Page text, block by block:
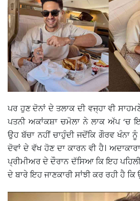
ਪਰ ਹੁਣ ਦੋਨਾਂ ਦੇ ਤਲਾਕ ਦੀ ਵਜ੍ਹਾ ਵੀ
ਪਤਨੀ ਅਕਾਂਕਸ਼ਾ ਚਮੋਲਾ ਨੇ ਲਾਕ ਅੱਪ ‘ਚ
ਉਹ ਬੱਚਾ ਨਹੀਂ ਚਾਹੁੰਦੀ ਜਦੋਂਕਿ ਗੌਰਵ ਖੰਨਾ
ਦੋਵਾਂ ਦੇ ਵੱਖ ਹੋਣ ਦਾ ਕਾਰਨ ਵੀ ਹੈ।
ਪ੍ਰੀਮੀਅਰ ਦੇ ਦੌਰਾਨ ਦੱਸਿਆ ਕਿ ਇਹ
ਦੇ ਬਾਰੇ ਇਹ ਜਾਣਕਾਰੀ ਸਾਂਝੀ ਕਰ ਰਹੀ ਹੈ